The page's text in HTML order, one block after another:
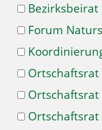
Bezirksbeirat
Forum